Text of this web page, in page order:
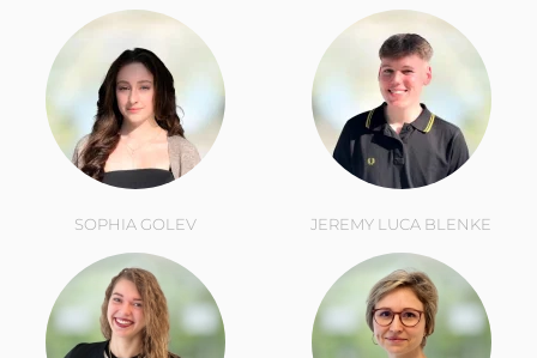
SOPHIA GOLEV JEREMY LUCA BLENKE